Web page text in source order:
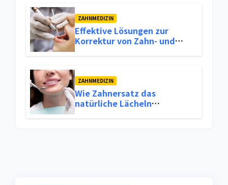
ZAHNMEDIZIN
Effektive Lösungen zur
Korrektur von Zahn- und
ZAHNMEDIZIN
Wie Zahnersatz das
natürliche Lächeln